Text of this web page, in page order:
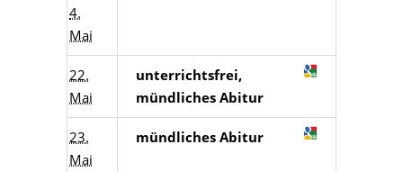
4.
Mai
22.
Mai
unterrichtsfrei,
mündliches Abitur
23.
Mai
mündliches Abitur